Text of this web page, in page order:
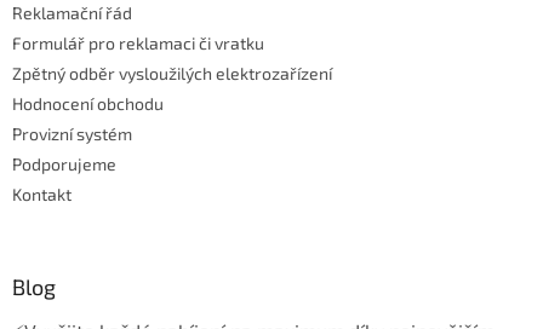
Reklamační řád
Formulář pro reklamaci či vratku
Zpětný odběr vysloužilých elektrozařízení
Hodnocení obchodu
Provizní systém
Podporujeme
Kontakt
Blog